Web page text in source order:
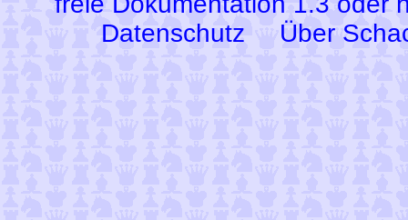
Datenschutz
Über